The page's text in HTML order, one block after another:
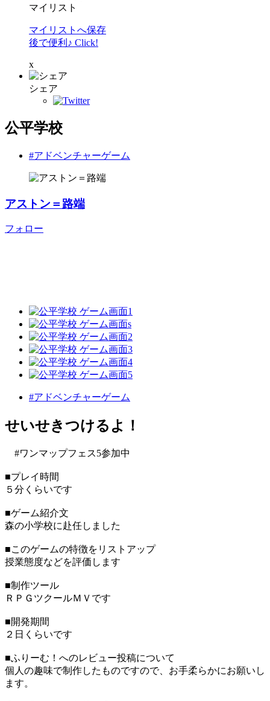
マイリスト
マイリストへ保存
後で便利♪ Click!
x
シェア
公平学校
#アドベンチャーゲーム
アストン＝路端
フォロー
#アドベンチャーゲーム
せいせきつけるよ！
#ワンマップフェス5参加中
■プレイ時間
５分くらいです
■ゲーム紹介文
森の小学校に赴任しました
■このゲームの特徴をリストアップ
授業態度などを評価します
■制作ツール
ＲＰＧツクールＭＶです
■開発期間
２日くらいです
■ふりーむ！へのレビュー投稿について
個人の趣味で制作したものですので、お手柔らかにお願いし
ます。